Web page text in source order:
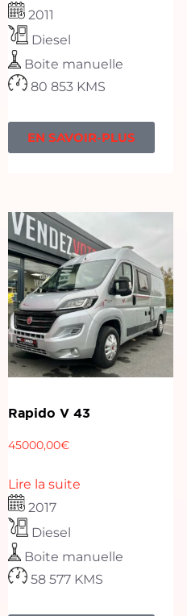
2011
Diesel
Boite manuelle
80 853 KMS
EN SAVOIR-PLUS
Rapido V 43
45000,00€
Lire la suite
2017
Diesel
Boite manuelle
58 577 KMS